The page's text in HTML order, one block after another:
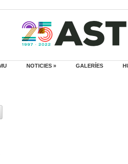
NOTICIES » GALERÍES